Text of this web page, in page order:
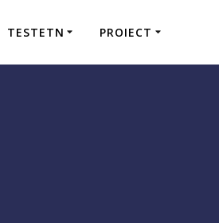
TESTETN PROIECT